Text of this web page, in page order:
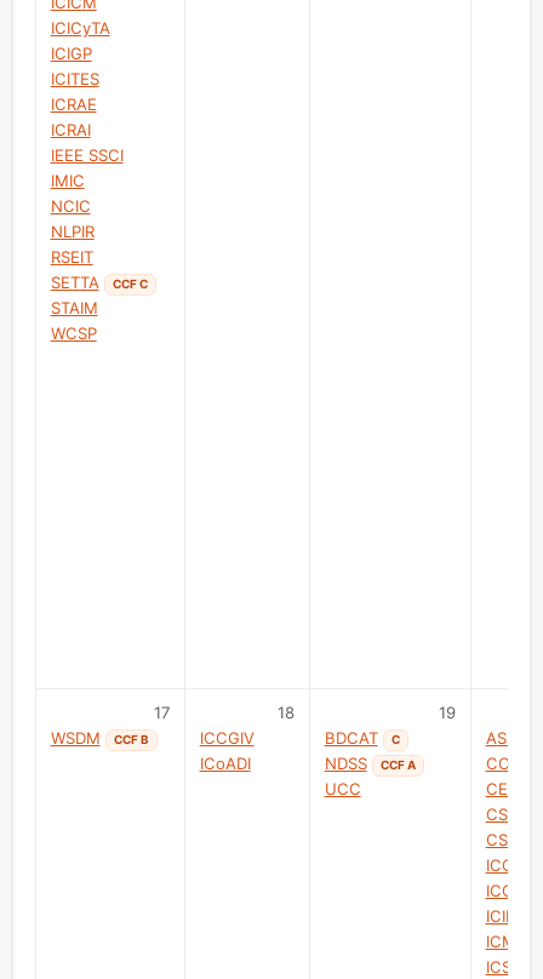
ICICyTA
ICIGP
ICITES
ICRAE
ICRAI
IEEE SSCI
IMIC
NCIC
NLPIR
RSEIT
SETTA
CCF C
STAIM
WCSP
17
WSDM
CCF B
18
ICCGIV
ICoADI
19
BDCAT
C
NDSS CCF A
UCC
ASIG
CCISC
CEECT
CSAE
CSAIA
ICCEA
ICIEA-
ICMRE